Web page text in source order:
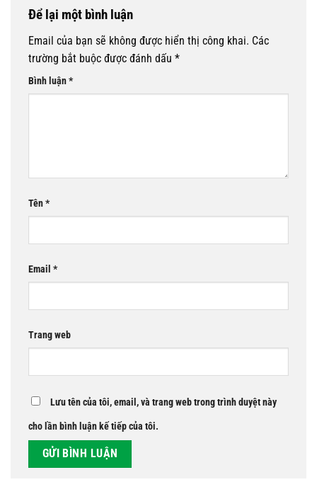
Để lại một bình luận
Email của bạn sẽ không được hiển thị công khai. Các
trường bắt buộc được đánh dấu *
Bình luận*
Tên*
Email *
Trang web
Lưu tên của tôi, email, và trang web trong trình duyệt này
cho lần bình luận kế tiếp của tôi.